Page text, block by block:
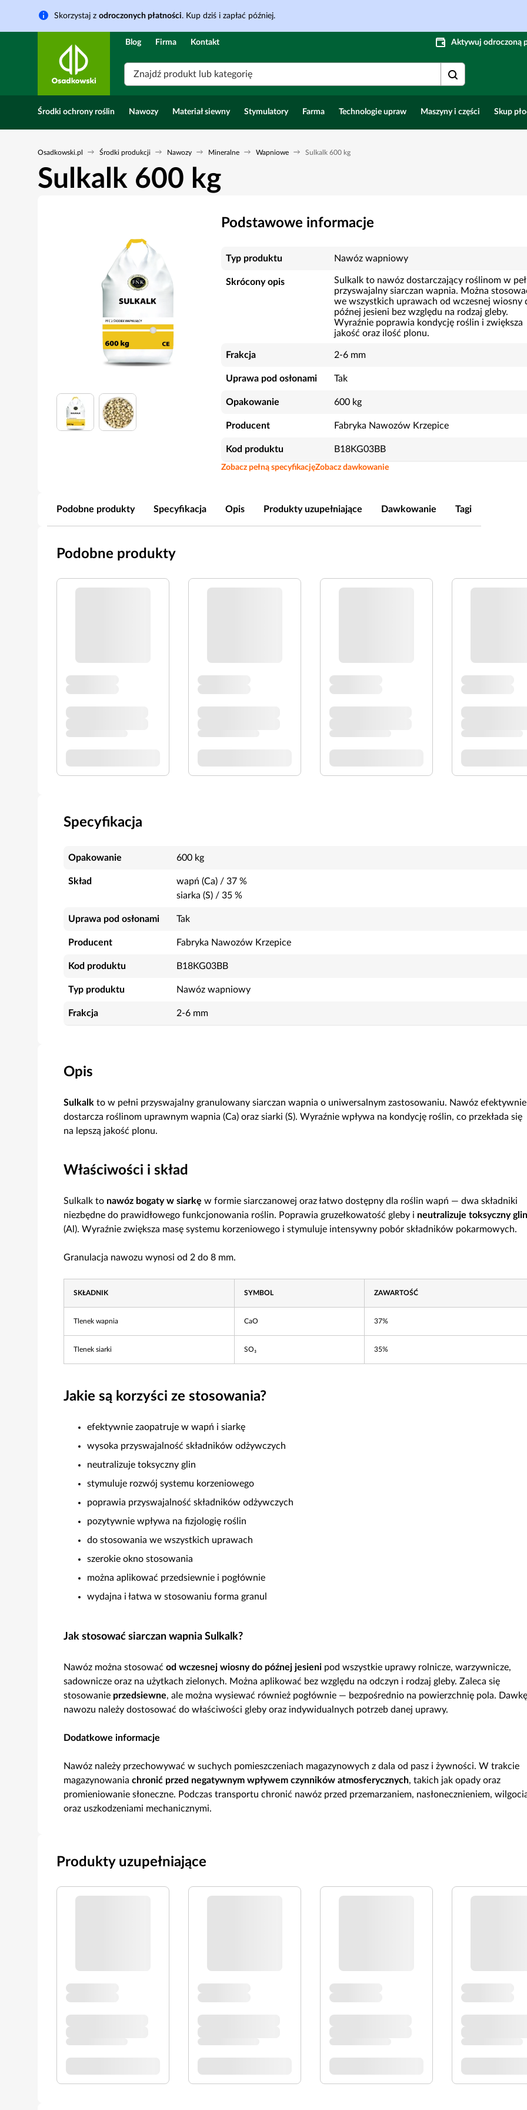
Skorzystaj z odroczonych płatności. Kup dziś i zapłać później.
Blog Firma Kontakt Aktywuj odroczoną
Znajdź produkt lub kategorię
Środki ochrony roślin Nawozy Materiał siewny Stymulatory Farma Technologie upraw Maszyny i części Skup
Osadkowski.pl Środki produkcji Nawozy Mineralne Wapniowe Sulkalk 600 kg
Sulkalk 600 kg
Podstawowe informacje
Typ produktu Nawóz wapniowy
Skrócony opis
Sulkalk to nawóz dostarczający roślinom w
przyswajalny siarczan wapnia. Można
we wszystkich uprawach od wczesnej wiosny
późnej jesieni bez względu na rodzaj gleby.
Wyraźnie poprawia kondycję roślin i zwiększa
jakość oraz ilość plonu.
Frakcja 2-6 mm
Uprawa pod osłonami Tak
Opakowanie 600 kg
Producent Fabryka Nawozów Krzepice
Kod produktu B18KG03BB
Zobacz pełną specyfikacjęZobacz dawkowanie
Podobne produkty Specyfikacja Opis Produkty uzupełniające Dawkowanie Tagi
Podobne produkty
Specyfikacja
Opakowanie 600 kg
Skład wapń (Ca) / 37 %
siarka (S) / 35 %
Uprawa pod osłonami Tak
Producent Fabryka Nawozów Krzepice
Kod produktu B18KG03BB
Typ produktu Nawóz wapniowy
Frakcja 2-6 mm
Opis
Sulkalk to w pełni przyswajalny granulowany siarczan wapnia o uniwersalnym zastosowaniu. Nawóz efektywnie
dostarcza roślinom uprawnym wapnia (Ca) oraz siarki (S). Wyraźnie wpływa na kondycję roślin, co przekłada się
na lepszą jakość plonu.
Właściwości i skład
Sulkalk to nawóz bogaty w siarkę w formie siarczanowej oraz łatwo dostępny dla roślin wapń — dwa składniki
niezbędne do prawidłowego funkcjonowania roślin. Poprawia gruzełkowatość gleby i neutralizuje toksyczny glin
(Al). Wyraźnie zwiększa masę systemu korzeniowego i stymuluje intensywny pobór składników pokarmowych.
Granulacja nawozu wynosi od 2 do 8 mm.
SKŁADNIK SYMBOL ZAWARTOŚĆ
Tlenek wapnia CaO 37%
Tlenek siarki SO₃ 35%
Jakie są korzyści ze stosowania?
efektywnie zaopatruje w wapń i siarkę
wysoka przyswajalność składników odżywczych
neutralizuje toksyczny glin
stymuluje rozwój systemu korzeniowego
poprawia przyswajalność składników odżywczych
pozytywnie wpływa na fizjologię roślin
do stosowania we wszystkich uprawach
szerokie okno stosowania
można aplikować przedsiewnie i pogłównie
wydajna i łatwa w stosowaniu forma granul
Jak stosować siarczan wapnia Sulkalk?
Nawóz można stosować od wczesnej wiosny do późnej jesieni pod wszystkie uprawy rolnicze, warzywnicze,
sadownicze oraz na użytkach zielonych. Można aplikować bez względu na odczyn i rodzaj gleby. Zaleca się
stosowanie przedsiewne, ale można wysiewać również pogłównie — bezpośrednio na powierzchnię pola. Dawkę
nawozu należy dostosować do właściwości gleby oraz indywidualnych potrzeb danej uprawy.
Dodatkowe informacje
Nawóz należy przechowywać w suchych pomieszczeniach magazynowych z dala od pasz i żywności. W trakcie
magazynowania chronić przed negatywnym wpływem czynników atmosferycznych, takich jak opady oraz
promieniowanie słoneczne. Podczas transportu chronić nawóz przed przemarzaniem, nasłonecznieniem,
oraz uszkodzeniami mechanicznymi.
Produkty uzupełniające